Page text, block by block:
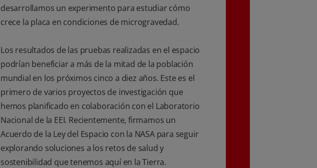
desarrollamos un experimento para estudiar cómo
crece la placa en condiciones de microgravedad.
Los resultados de las pruebas realizadas en el espacio
podrían beneficiar a más de la mitad de la población
mundial en los próximos cinco a diez años. Este es el
primero de varios proyectos de investigación que
hemos planificado en colaboración con el Laboratorio
Nacional de la EEI. Recientemente, firmamos un
Acuerdo de la Ley del Espacio con la NASA para seguir
explorando soluciones a los retos de salud y
sostenibilidad que tenemos aquí en la Tierra.